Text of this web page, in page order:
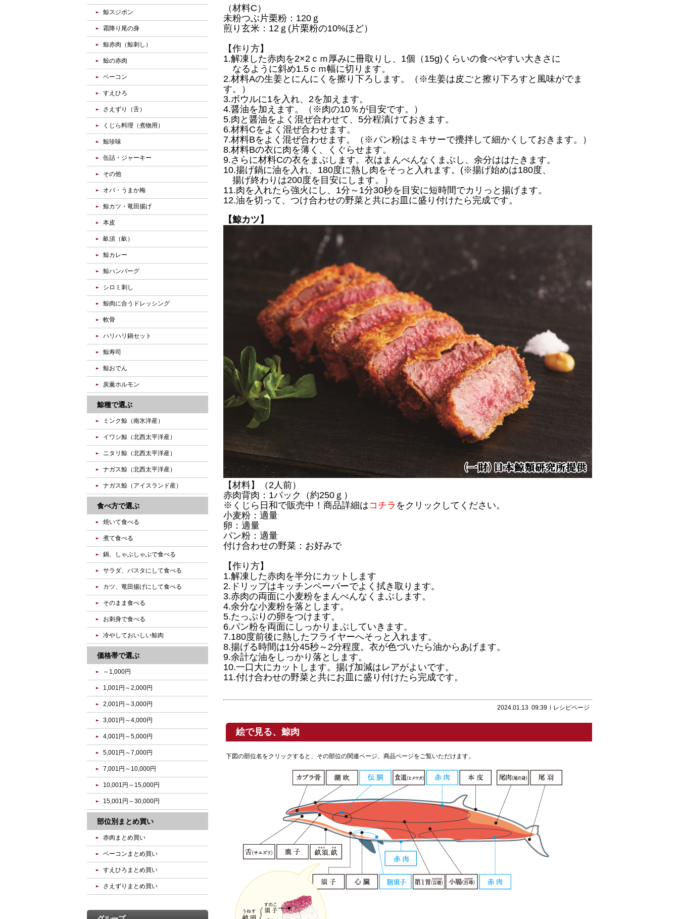
（材料C）
未粉つぶ片栗粉：120ｇ
煎り玄米：12ｇ(片栗粉の10%ほど）
【作り方】
1.解凍した赤肉を2×2ｃｍ厚みに冊取りし、1個（15g)くらいの食べやすい大きさに
なるように斜め1.5ｃｍ幅に切ります。
2.材料Aの生姜とにんにくを擦り下ろします。（※生姜は皮ごと擦り下ろすと風味がでま
す。）
3.ボウルに1を入れ、2を加えます。
4.醤油を加えます。（※肉の10％が目安です。）
5.肉と醤油をよく混ぜ合わせて、5分程漬けておきます。
6.材料Cをよく混ぜ合わせます。
7.材料Bをよく混ぜ合わせます。（※パン粉はミキサーで攪拌して細かくしておきます。）
8.材料Bの衣に肉を薄く、くぐらせます。
9.さらに材料Cの衣をまぶします。衣はまんべんなくまぶし、余分ははたきます。
10.揚げ鍋に油を入れ、180度に熱し肉をそっと入れます。(※揚げ始めは180度、
揚げ終わりは200度を目安にします。）
11.肉を入れたら強火にし、1分～1分30秒を目安に短時間でカリっと揚げます。
12.油を切って、つけ合わせの野菜と共にお皿に盛り付けたら完成です。
【鯨カツ】
【材料】（2人前）
赤肉背肉：1パック（約250ｇ）
※くじら日和で販売中！商品詳細はコチラ をクリックしてください。
小麦粉：適量
卵：適量
パン粉：適量
付け合わせの野菜：お好みで
【作り方】
1.解凍した赤肉を半分にカットします
2.ドリップはキッチンペーパーでよく拭き取ります。
3.赤肉の両面に小麦粉をまんべんなくまぶします。
4.余分な小麦粉を落とします。
5.たっぷりの卵をつけます。
6.パン粉を両面にしっかりまぶしていきます。
7.180度前後に熱したフライヤーへそっと入れます。
8.揚げる時間は1分45秒～2分程度。衣が色づいたら油からあげます。
9.余計な油をしっかり落とします。
10.一口大にカットします。揚げ加減はレアがよいです。
11.付け合わせの野菜と共にお皿に盛り付けたら完成です。
2024.01.13 09:39 レシピページ
絵で見る、鯨肉
下図の部位名をクリックすると、その部位の関連ページ、商品ページをご覧いただけます。
鯨スジポン
霜降り尾の身
鯨赤肉（鯨刺し）
鯨の赤肉
ベーコン
すえひろ
さえずり（舌）
くじら料理（煮物用）
鯨珍味
缶詰・ジャーキー
その他
オバ・うまか梅
鯨カツ・竜田揚げ
本皮
畝須（畝）
鯨カレー
鯨ハンバーグ
シロミ刺し
鯨肉に合うドレッシング
軟骨
ハリハリ鍋セット
鯨寿司
鯨おでん
炭薫ホルモン
鯨種で選ぶ
ミンク鯨（南氷洋産）
イワシ鯨（北西太平洋産）
ニタリ鯨（北西太平洋産）
ナガス鯨（北西太平洋産）
ナガス鯨（アイスランド産）
食べ方で選ぶ
焼いて食べる
煮て食べる
鍋、しゃぶしゃぶで食べる
サラダ、パスタにして食べる
カツ、竜田揚げにして食べる
そのまま食べる
お刺身で食べる
冷やしておいしい鯨肉
価格帯で選ぶ
～1,000円
1,001円～2,000円
2,001円～3,000円
3,001円～4,000円
4,001円～5,000円
5,001円～7,000円
7,001円～10,000円
10,001円～15,000円
15,001円～30,000円
部位別まとめ買い
赤肉まとめ買い
ベーコンまとめ買い
すえひろまとめ買い
さえずりまとめ買い